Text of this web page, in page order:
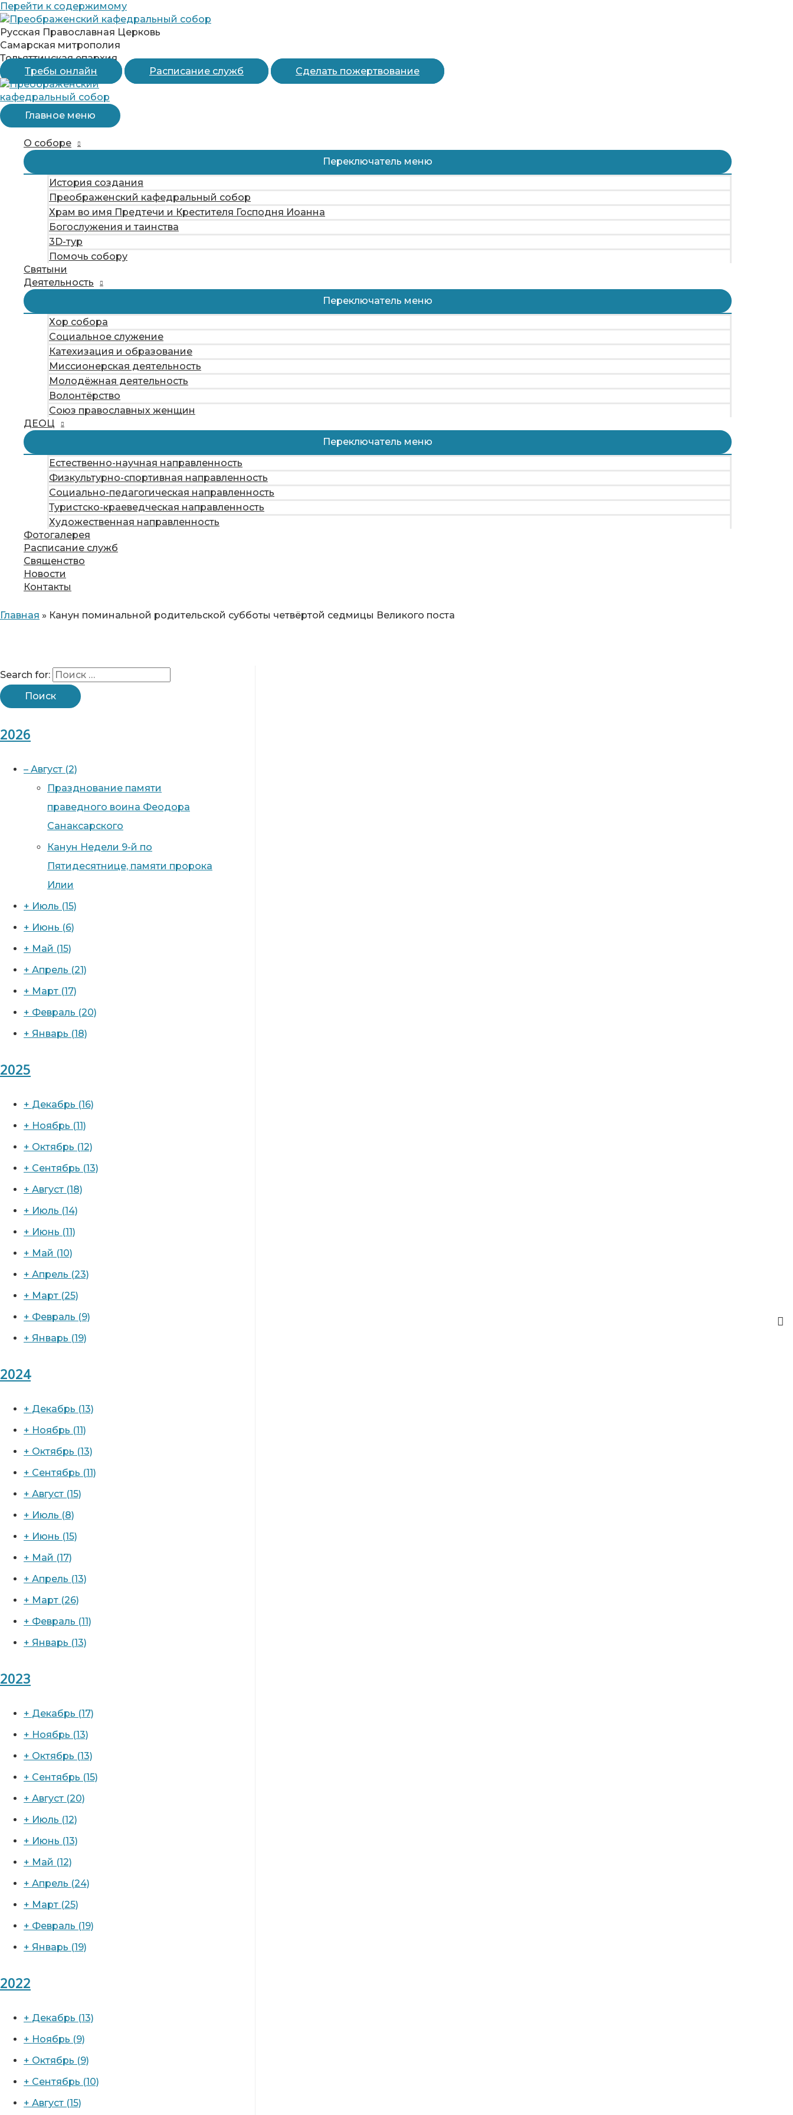
Перейти к содержимому
Русская Православная Церковь
Самарская митрополия
Тольяттинская епархия
Требы онлайн
Расписание служб Сделать пожертвование
Главное меню
О соборе
Переключатель меню
История создания
Преображенский кафедральный собор
Храм во имя Предтечи и Крестителя Господня Иоанна
Богослужения и таинства
3D-тур
Помочь собору
Святыни
Деятельность
Переключатель меню
Хор собора
Социальное служение
Катехизация и образование
Миссионерская деятельность
Молодёжная деятельность
Волонтёрство
Союз православных женщин
ДЕОЦ
Переключатель меню
Естественно-научная направленность
Физкультурно-спортивная направленность
Социально-педагогическая направленность
Туристско-краеведческая направленность
Художественная направленность
Фотогалерея
Расписание служб
Священство
Новости
Контакты
Главная » Канун поминальной родительской субботы четвёртой седмицы Великого поста
Search for:
2026
– Август (2)
Празднование памяти
праведного воина Феодора
Санаксарского
Канун Недели 9-й по
Пятидесятнице, памяти пророка
Илии
+ Июль (15)
+ Июнь (6)
+ Май (15)
+ Апрель (21)
+ Март (17)
+ Февраль (20)
+ Январь (18)
2025
+ Декабрь (16)
+ Ноябрь (11)
+ Октябрь (12)
+ Сентябрь (13)
+ Август (18)
+ Июль (14)
+ Июнь (11)
+ Май (10)
+ Апрель (23)
+ Март (25)
+ Февраль (9)
+ Январь (19)
2024
+ Декабрь (13)
+ Ноябрь (11)
+ Октябрь (13)
+ Сентябрь (11)
+ Август (15)
+ Июль (8)
+ Июнь (15)
+ Май (17)
+ Апрель (13)
+ Март (26)
+ Февраль (11)
+ Январь (13)
2023
+ Декабрь (17)
+ Ноябрь (13)
+ Октябрь (13)
+ Сентябрь (15)
+ Август (20)
+ Июль (12)
+ Июнь (13)
+ Май (12)
+ Апрель (24)
+ Март (25)
+ Февраль (19)
+ Январь (19)
2022
+ Декабрь (13)
+ Ноябрь (9)
+ Октябрь (9)
+ Сентябрь (10)
+ Август (15)